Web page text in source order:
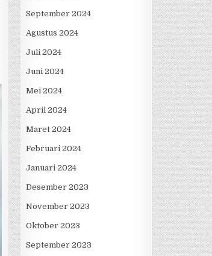
September 2024
Agustus 2024
Juli 2024
Juni 2024
Mei 2024
April 2024
Maret 2024
Februari 2024
Januari 2024
Desember 2023
November 2023
Oktober 2023
September 2023